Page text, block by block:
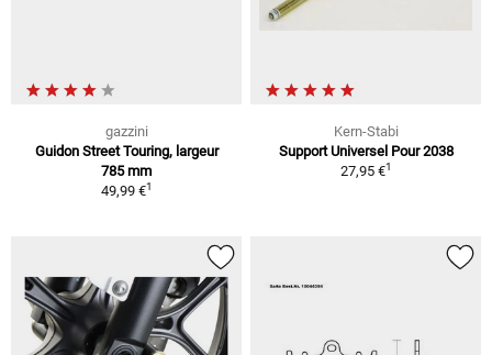
gazzini
Guidon Street Touring, largeur
785 mm
49,99 €1
Kern-Stabi
Support Universel Pour 2038
27,95 €1